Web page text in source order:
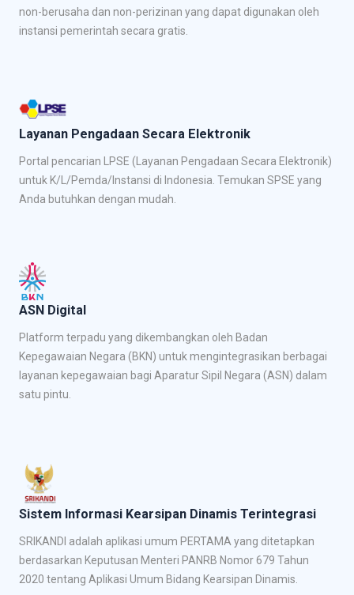
non-berusaha dan non-perizinan yang dapat digunakan oleh
instansi pemerintah secara gratis.
Layanan Pengadaan Secara Elektronik
Portal pencarian LPSE (Layanan Pengadaan Secara Elektronik)
untuk K/L/Pemda/Instansi di Indonesia. Temukan SPSE yang
Anda butuhkan dengan mudah.
ASN Digital
Platform terpadu yang dikembangkan oleh Badan
Kepegawaian Negara (BKN) untuk mengintegrasikan berbagai
layanan kepegawaian bagi Aparatur Sipil Negara (ASN) dalam
satu pintu.
Sistem Informasi Kearsipan Dinamis Terintegrasi
SRIKANDI adalah aplikasi umum PERTAMA yang ditetapkan
berdasarkan Keputusan Menteri PANRB Nomor 679 Tahun
2020 tentang Aplikasi Umum Bidang Kearsipan Dinamis.